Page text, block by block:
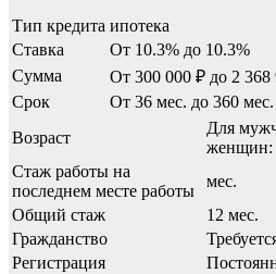
Тип кредита ипотека
Ставка
От 10.3% до 10.3%
Сумма
От 300 000 ₽ до 2 368
Срок
От 36 мес. до 360 мес.
Возраст
Для
женщин:
Стаж работы на
последнем месте работы
мес.
Общий стаж
12 мес.
Гражданство
Регистрация